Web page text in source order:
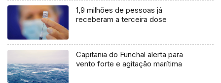
1,9 milhões de pessoas já
receberam a terceira dose
Capitania do Funchal alerta para
vento forte e agitação marítima